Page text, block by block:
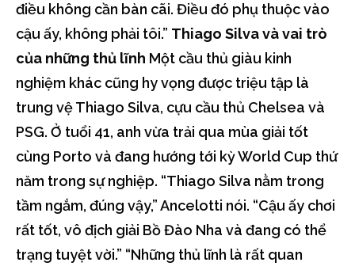
điều không cần bàn cãi. Điều đó phụ thuộc vào
cậu ấy, không phải tôi.” Thiago Silva và vai trò
của những thủ lĩnh Một cầu thủ giàu kinh
nghiệm khác cũng hy vọng được triệu tập là
trung vệ Thiago Silva, cựu cầu thủ Chelsea và
PSG. Ở tuổi 41, anh vừa trải qua mùa giải tốt
cùng Porto và đang hướng tới kỳ World Cup thứ
năm trong sự nghiệp. “Thiago Silva nằm trong
tầm ngắm, đúng vậy,” Ancelotti nói. “Cậu ấy chơi
rất tốt, vô địch giải Bồ Đào Nha và đang có thể
trạng tuyệt vời.” “Những thủ lĩnh là rất quan